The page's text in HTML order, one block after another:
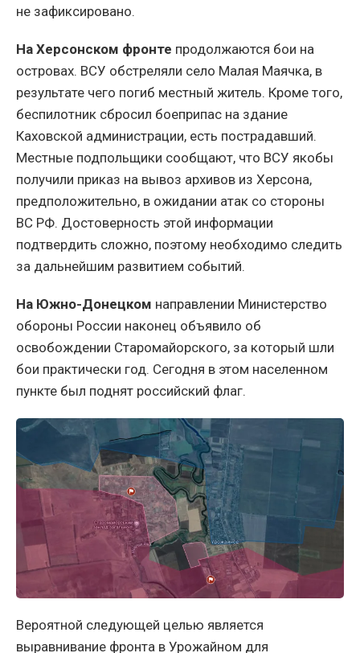
не зафиксировано.
На Херсонском фронте продолжаются бои на
островах. ВСУ обстреляли село Малая Маячка, в
результате чего погиб местный житель. Кроме того,
беспилотник сбросил боеприпас на здание
Каховской администрации, есть пострадавший.
Местные подпольщики сообщают, что ВСУ якобы
получили приказ на вывоз архивов из Херсона,
предположительно, в ожидании атак со стороны
ВС РФ. Достоверность этой информации
подтвердить сложно, поэтому необходимо следить
за дальнейшим развитием событий.
На Южно-Донецком направлении Министерство
обороны России наконец объявило об
освобождении Старомайорского, за который шли
бои практически год. Сегодня в этом населенном
пункте был поднят российский флаг.
Вероятной следующей целью является
выравнивание фронта в Урожайном для